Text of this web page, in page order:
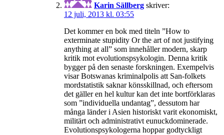
Karin Sällberg skriver:
12 juli, 2013 kl. 03:55
Det kommer en bok med titeln ”How to
exterminate stupidity Or the art of not justifying
anything at all” som innehåller modern, skarp
kritik mot evolutionspsykologin. Denna kritik
bygger på den senaste forskningen. Exempelvis
visar Botswanas kriminalpolis att San-folkets
mordstatistik saknar könsskillnad, och eftersom
det gäller en hel kultur kan det inte bortförklaras
som ”individuella undantag”, dessutom har
många länder i Asien historiskt varit ekonomiskt,
militärt och administrativt eunuckdominerade.
Evolutionspsykologerna hoppar godtyckligt